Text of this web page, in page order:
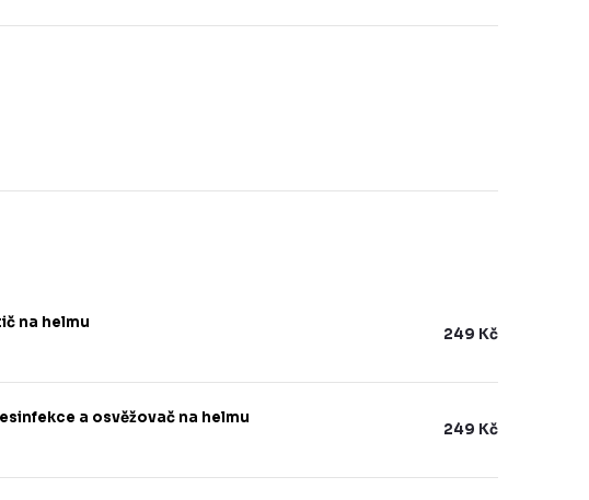
na helmu
249 Kč
a osvěžovač na helmu
249 Kč